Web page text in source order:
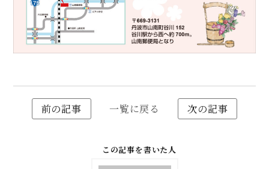
前の記事 一覧に戻る 次の記事
この記事を書いた人